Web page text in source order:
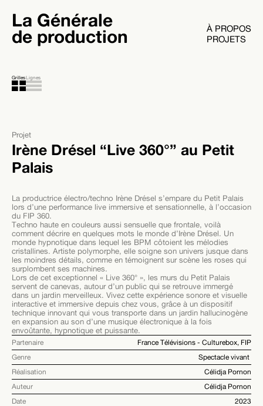
À PROPOS
PROJETS
La Générale
de production
GrillesLignes
Projet
Irène Drésel “Live 360°” au Petit
Palais
La productrice électro/techno Irène Drésel s’empare du Petit Palais
lors d’une performance live immersive et sensationnelle, à l’occasion
du FIP 360.
Techno haute en couleurs aussi sensuelle que frontale, voilà
comment décrire en quelques mots le monde d’Irène Drésel. Un
monde hypnotique dans lequel les BPM côtoient les mélodies
cristallines. Artiste polymorphe, elle soigne son univers jusque dans
les moindres détails, comme en témoignent sur scène les roses qui
surplombent ses machines.
Lors de cet exceptionnel « Live 360° », les murs du Petit Palais
servent de canevas, autour d’un public qui se retrouve immergé
dans un jardin merveilleux. Vivez cette expérience sonore et visuelle
interactive et immersive depuis chez vous, grâce à un dispositif
technique innovant qui vous transporte dans un jardin hallucinogène
en expansion au son d’une musique électronique à la fois
envoûtante, hypnotique et puissante.
Partenaire
France Télévisions - Culturebox, FIP
Genre
Spectacle vivant
Réalisation
Célidja Pornon
Auteur
Célidja Pornon
Date
2023